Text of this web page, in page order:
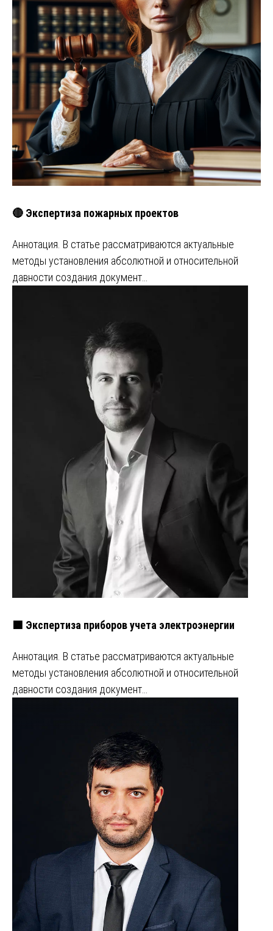
🔴 Экспертиза пожарных проектов
Аннотация. В статье рассматриваются актуальные
методы установления абсолютной и относительной
давности создания документ…
🟩 Экспертиза приборов учета электроэнергии
Аннотация. В статье рассматриваются актуальные
методы установления абсолютной и относительной
давности создания документ…